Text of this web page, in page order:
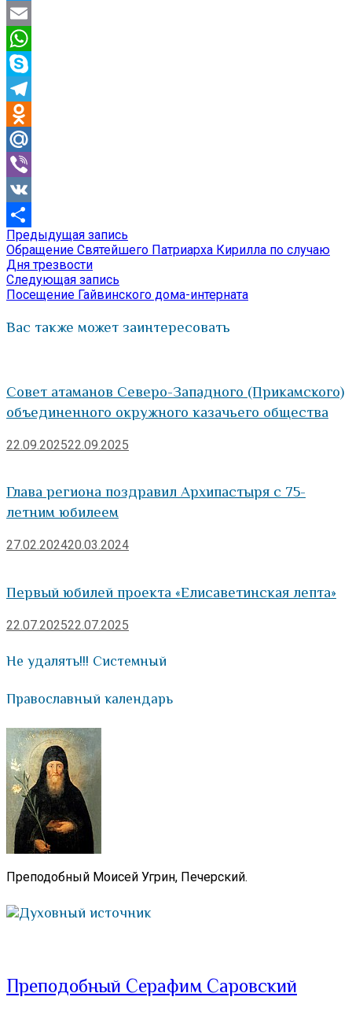
Twitter
Email
WhatsApp
Skype
Telegram
Odnoklassniki
Mail.Ru
Viber
VK
Отправить
Навигация
по
записям
Предыдущая запись
запись:
Обращение Святейшего Патриарха Кирилла по случаю
Дня трезвости
Следующая запись
запись:
Посещение Гайвинского дома-интерната
Вас также может заинтересовать
Совет атаманов Северо-Западного (Прикамского)
объединенного окружного казачьего общества
22.09.202522.09.2025
Глава региона поздравил Архипастыря с 75-
летним юбилеем
27.02.202420.03.2024
Первый юбилей проекта «Елисаветинская лепта»
22.07.202522.07.2025
Не удалять!!! Системный
Православный календарь
Преподобный Моисей Угрин, Печерский.
Духовный источник
Преподобный Серафим Саровский